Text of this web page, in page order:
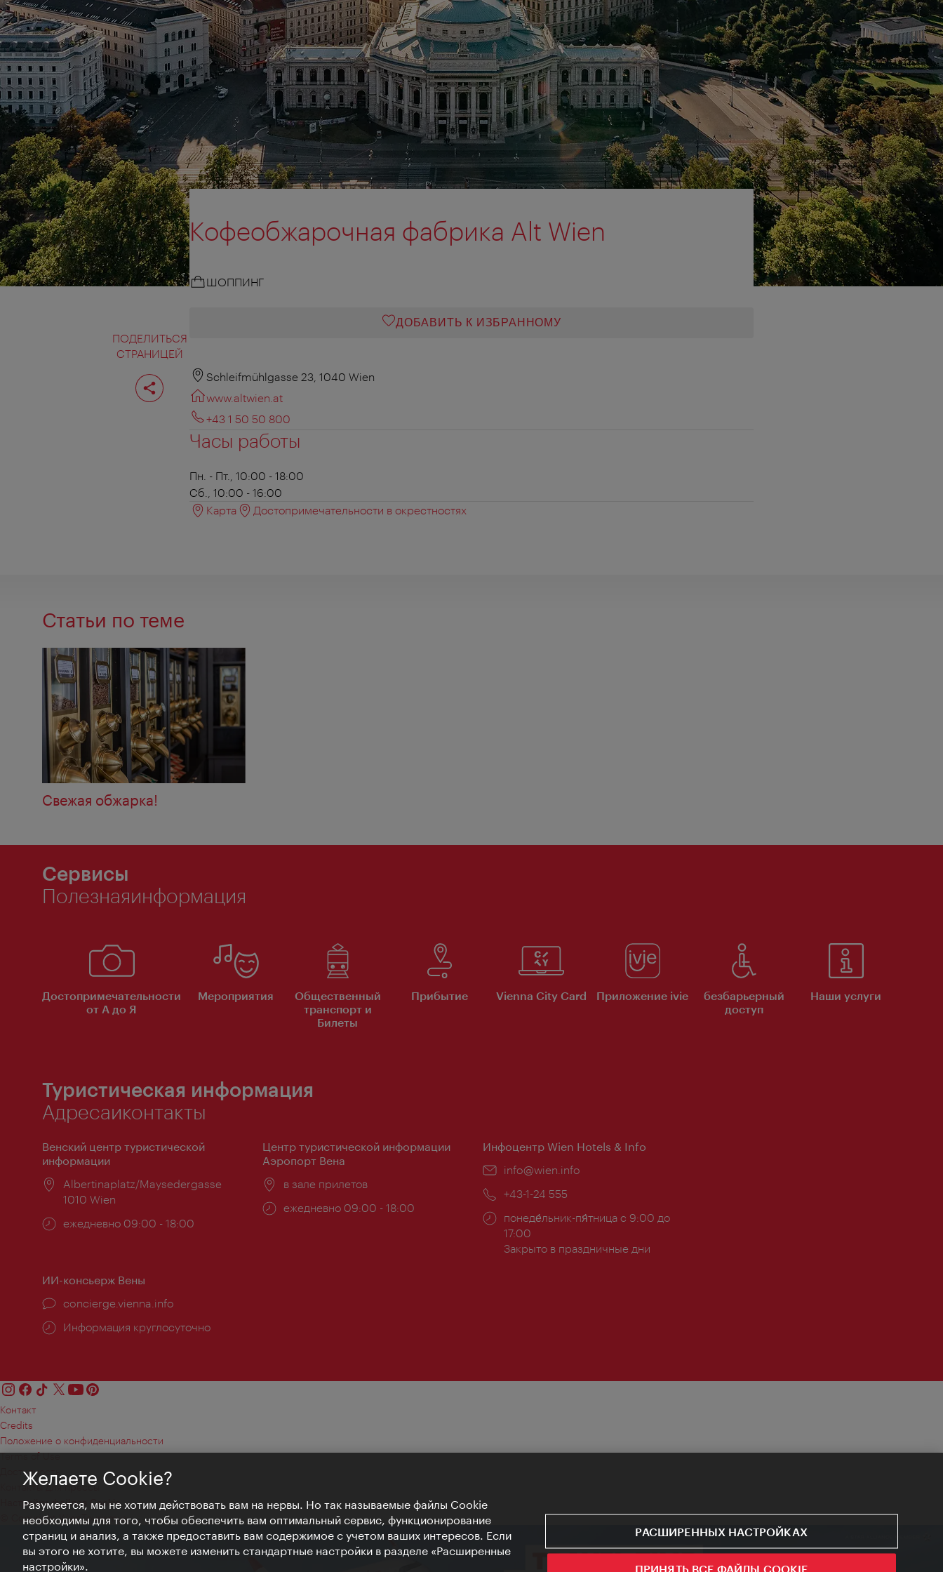
ПОДЕЛИТЬСЯ
СТРАНИЦЕЙ
Поделиться
страницей
Кофеобжарочная фабрика Alt Wien
ШОППИНГ
ДОБАВИТЬ К ИЗБРАННОМУ
Schleifmühlgasse 23, 1040 Wien
www.altwien.at
+43 1 50 50 800
Часы работы
Пн. - Пт., 10:00 - 18:00
Сб., 10:00 - 16:00
Карта
Достопримечательности в окрестностях
Статьи по теме
Свежая обжарка!
Сервисы
Полезнаяинформация
Достопримечательности
от А до Я
Мероприятия
Общественный
транспорт и
Билеты
Прибытие Vienna City Card Приложение ivie
безбарьерный
доступ
Наши услуги
Туристическая информация
Адресаиконтакты
Венский центр туристической
информации
Расположение:
Albertinaplatz/Maysedergasse
1010 Wien
Часы
ежедневно 09:00 - 18:00
Центр туристической информации
Аэропорт Вена
Расположение:
в зале прилетов
Часы
ежедневно 09:00 - 18:00
Инфоцентр Wien Hotels & Info
Эл.
info@wien.info
Телефон:
+43-1-24 555
Часы
работы:
понеде́льник-пя́тница с 9:00 до
17:00
Закрыто в праздничные дни
ИИ-консьерж Вены
concierge.vienna.info
Информация круглосуточно
Контакт
Credits
Положение о конфиденциальности
Terms of Use
Доступность
Контакты для прессы
Настройки файлов Cookie
© Copyright WienTourismus
Желаете Cookie?
Разумеется, мы не хотим действовать вам на нервы. Но так называемые файлы Cookie
необходимы для того, чтобы обеспечить вам оптимальный сервис, функционирование
страниц и анализ, а также предоставить вам содержимое с учетом ваших интересов. Если
вы этого не хотите, вы можете изменить стандартные настройки в разделе «Расширенные
настройки».
РАСШИРЕННЫХ НАСТРОЙКАХ
ПРИНЯТЬ ВСЕ ФАЙЛЫ COOKIE